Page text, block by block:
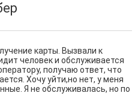
карты. Вызвали к
человек и обслуживается
получаю ответ, что
Хочу уйти,но нет, у меня
Я не обслуживалась, но по